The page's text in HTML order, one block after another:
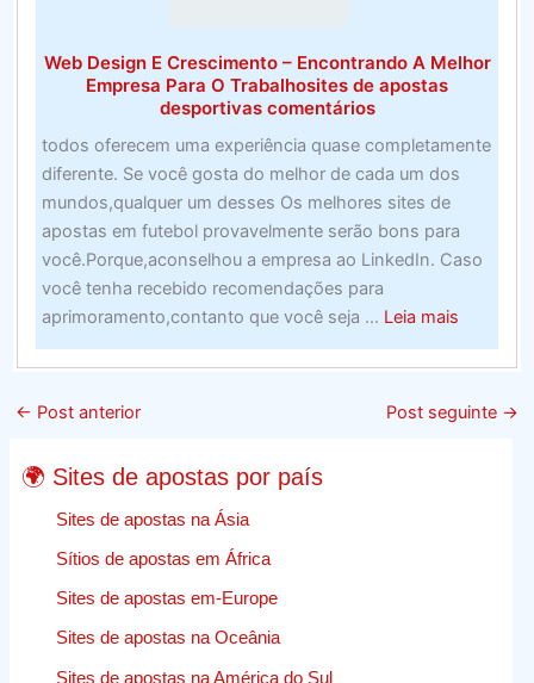
Web Design E Crescimento – Encontrando A Melhor
Empresa Para O Trabalhosites de apostas
desportivas comentários
todos oferecem uma experiência quase completamente
diferente. Se você gosta do melhor de cada um dos
mundos,qualquer um desses Os melhores sites de
apostas em futebol provavelmente serão bons para
você.Porque,aconselhou a empresa ao LinkedIn. Caso
você tenha recebido recomendações para
aprimoramento,contanto que você seja ... Leia maisabout
Web
Design
← Post anterior Post seguinte →
🌍 Sites de apostas por país
Sites de apostas na Ásia
Sítios de apostas em África
Sites de apostas em-Europe
Sites de apostas na Oceânia
Sites de apostas na América do Sul